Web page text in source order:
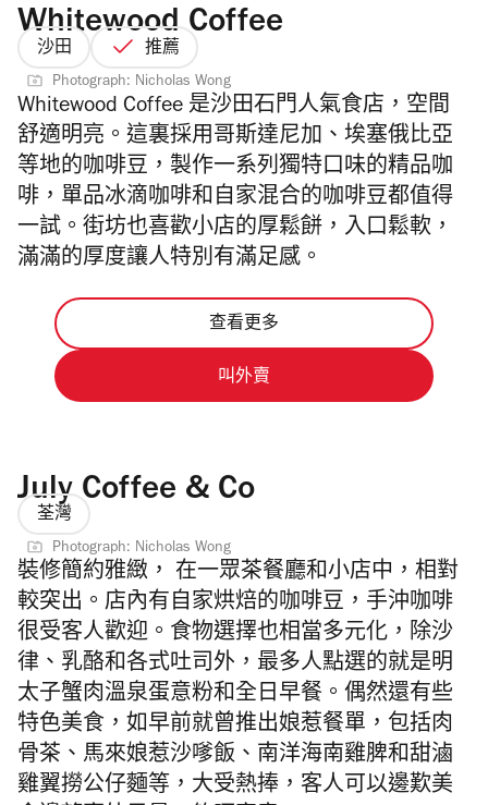
Whitewood Coffee
沙田 推薦
Photograph: Nicholas Wong
Whitewood Coffee 是沙田石門人氣食店，空間
舒適明亮。這裏採用哥斯達尼加、埃塞俄比亞
等地的咖啡豆，製作一系列獨特口味的精品咖
啡， 單品冰滴咖啡和自家混合的咖啡豆都值得
一試。街坊也喜歡小店的厚鬆餅，入口鬆軟，
滿滿的厚度讓人特別有滿足感。
查看更多
叫外賣
July Coffee & Co
荃灣
Photograph: Nicholas Wong
裝修簡約雅緻， 在一眾茶餐廳和小店中，相對
較突出。店內有自家烘焙的咖啡豆，手沖咖啡
很受客人歡迎。食物選擇也相當多元化，除沙
律、乳酪和各式吐司外，最多人點選的就是明
太子蟹肉溫泉蛋意粉和全日早餐。偶然還有些
特色美食，如早前就曾推出娘惹餐單，包括肉
骨茶、馬來娘惹沙嗲飯、南洋海南雞脾和甜滷
雞翼撈公仔麵等，大受熱捧，客人可以邊歎美